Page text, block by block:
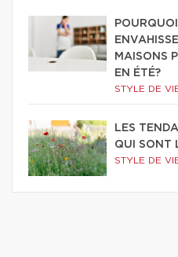
MAISONS
EN ÉTÉ?
STYLE DE
LES
QUI SONT
STYLE DE